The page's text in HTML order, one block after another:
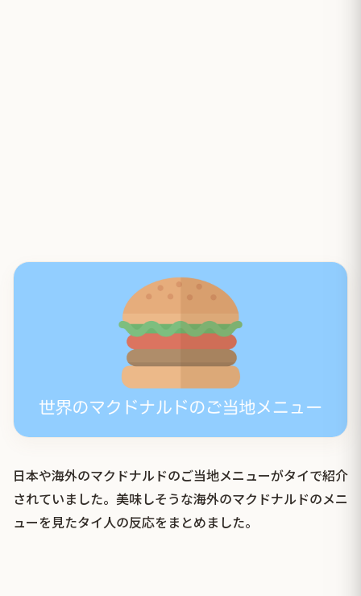
日本や海外のマクドナルドのご当地メニューがタイで紹介
されていました。美味しそうな海外のマクドナルドのメニ
ューを見たタイ人の反応をまとめました。